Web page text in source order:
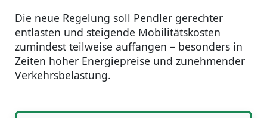
Die neue Regelung soll Pendler gerechter
entlasten und steigende Mobilitätskosten
zumindest teilweise auffangen – besonders in
Zeiten hoher Energiepreise und zunehmender
Verkehrsbelastung.